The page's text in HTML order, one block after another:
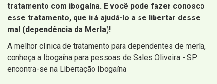
tratamento com ibogaína. E você pode fazer conosco
esse tratamento, que irá ajudá-lo a se libertar desse
mal (dependência da Merla)!
A melhor clinica de tratamento para dependentes de merla,
conheça a Ibogaína para pessoas de Sales Oliveira - SP
encontra-se na Libertação Ibogaína